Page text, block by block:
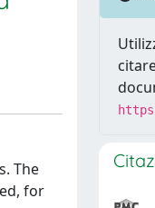
The
for